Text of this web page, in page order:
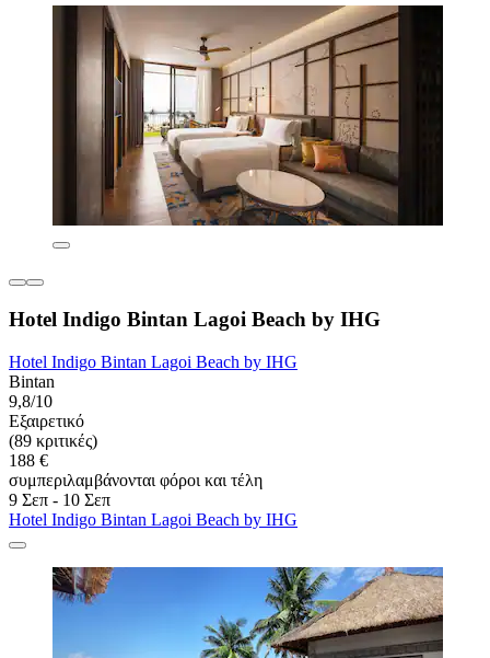
Hotel Indigo Bintan Lagoi Beach by IHG
Hotel Indigo Bintan Lagoi Beach by IHG
Bintan
9,8/10
Εξαιρετικό
(89 κριτικές)
188 €
συμπεριλαμβάνονται φόροι και τέλη
9 Σεπ - 10 Σεπ
Hotel Indigo Bintan Lagoi Beach by IHG